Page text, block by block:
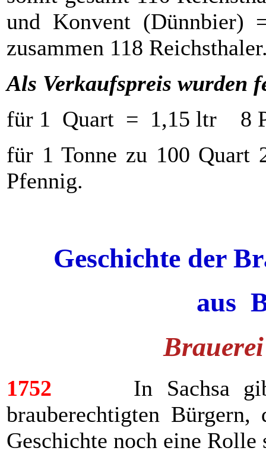
und Konvent (Dünnbier)
zusammen 118
Als Verkaufspreis wurden
für 1 Quart = 1,15 ltr 8
für 1 Tonne zu 100 Quart
Pfennig.
Geschichte der
aus
1752 In Sachsa gibt
brauberechtigten
Geschichte noch eine